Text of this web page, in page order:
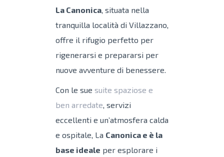
La Canonica, situata nella
tranquilla località di Villazzano,
offre il rifugio perfetto per
rigenerarsi e prepararsi per
nuove avventure di benessere.
Con le sue suite spaziose e
ben arredate, servizi
eccellenti e un’atmosfera calda
e ospitale, La Canonica e è la
base ideale per esplorare i